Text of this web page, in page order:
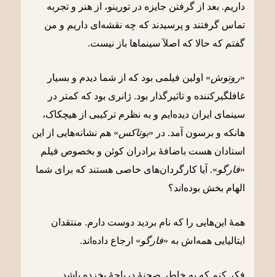
داریم. بعد از گرفتن جایزه در تورینو، از هنر و تجربه
تماس گرفتند و پرسیدند که چه نقشه‌ای داریم و من
گفتم که حالا که اصلآ سینماها باز نیست.
«روتوش» اولین فیلمی بود که از شما دیدم و بسیار
غافلگیرکننده و تاثیرگذار بود. ژانری بود که کمتر در
سینمای ایران دیده‌ایم و به نظرم ترکیبی از هیچکاک،
هانکه و برسون آمد.در «بوتاکس»هم نشانه‌هایی از این
استادان هست باضافۀ برادران کوئن و بخصوص فیلم
«فارگو». آیا کارگردان‌های خاصی هستند که برای شما
الهام بخش بوده‌اند؟
همۀ این‌هایی را که نام بردید دوست دارم. منتقدان
ایتالیایی همه‌اش به «فارگو» ارجاع داده‌اند.
فکر کنم که به خاطر صحنۀ دریاچۀ یخزده باشد